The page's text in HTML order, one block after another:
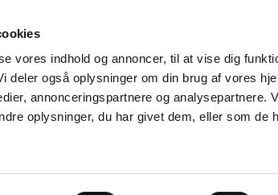
vores indhold og annoncer, til at vise dig
deler også oplysninger om din brug af vores
annonceringspartnere og analysepartnere.
oplysninger, du har givet dem, eller som de
Nyheder Om os
Tilskud og
Apoteker og